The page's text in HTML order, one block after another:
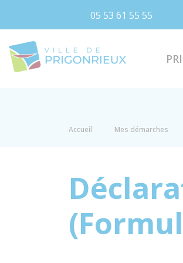
05 53 61 55 55
Accueil Mes démarches